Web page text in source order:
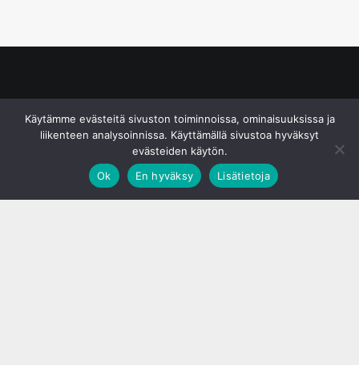
Käytämme evästeitä sivuston toiminnoissa, ominaisuuksissa ja
liikenteen analysoinnissa. Käyttämällä sivustoa hyväksyt
evästeiden käytön.
Ok
En hyväksy Lisätietoja